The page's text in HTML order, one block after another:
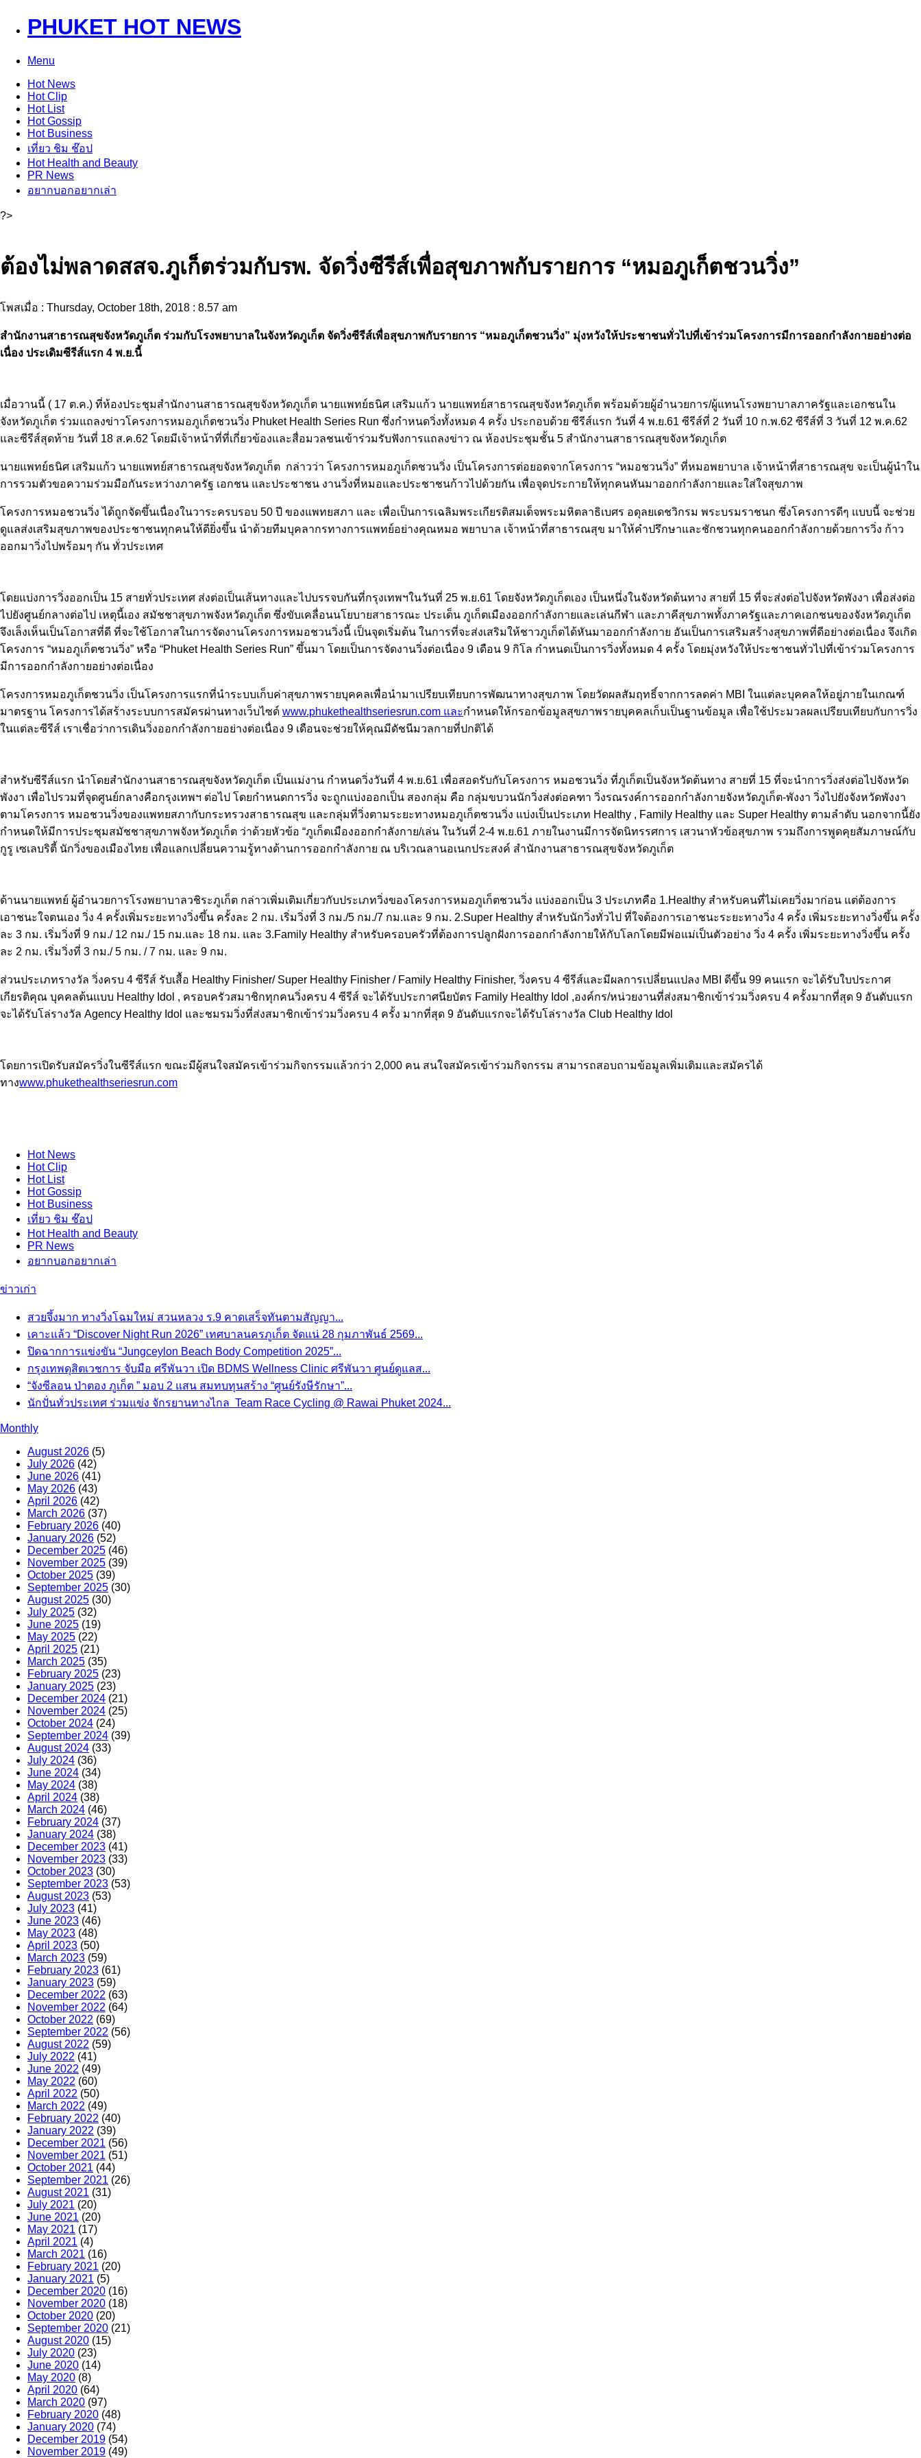
PHUKET HOT NEWS
Menu
HotNews
HotClip
HotList
HotGossip
HotBusiness
เที่ยว ชิม ช๊อป
HotHealth and Beauty
PR News
อยากบอกอยากเล่า
?>
ต้องไม่พลาดสสจ.ภูเก็ตร่วมกับรพ. จัดวิ่งซีรีส์เพื่อสุขภาพกับรายการ “หมอภูเก็ตชวนวิ่ง”
โพสเมื่อ : Thursday, October 18th, 2018 : 8.57 am
สำนักงานสาธารณสุขจังหวัดภูเก็ต ร่วมกับโรงพยาบาลในจังหวัดภูเก็ต จัดวิ่งซีรีส์เพื่อสุขภาพกับรายการ “หมอภูเก็ตชวนวิ่ง” มุ่งหวังให้ประชาชนทั่วไปที่เข้าร่วมโครงการมีการออกกำลังกายอย่างต่อ
เนื่อง ประเดิมซีรีส์แรก 4 พ.ย.นี้
เมื่อวานนี้ ( 17 ต.ค.) ที่ห้องประชุมสำนักงานสาธารณสุขจังหวัดภูเก็ต นายแพทย์ธนิศ เสริมแก้ว นายแพทย์สาธารณสุขจังหวัดภูเก็ต พร้อมด้วยผู้อำนวยการ/ผู้แทนโรงพยาบาลภาครัฐและเอกชนใน
จังหวัดภูเก็ต ร่วมแถลงข่าวโครงการหมอภูเก็ตชวนวิ่ง Phuket Health Series Run ซึ่งกำหนดวิ่งทั้งหมด 4 ครั้ง ประกอบด้วย ซีรีส์แรก วันที่ 4 พ.ย.61 ซีรีส์ที่ 2 วันที่ 10 ก.พ.62 ซีรีส์ที่ 3 วันที่ 12 พ.ค.62
และซีรีส์สุดท้าย วันที่ 18 ส.ค.62 โดยมีเจ้าหน้าที่ที่เกี่ยวข้องและสื่อมวลชนเข้าร่วมรับฟังการแถลงข่าว ณ ห้องประชุมชั้น 5 สำนักงานสาธารณสุขจังหวัดภูเก็ต
นายแพทย์ธนิศ เสริมแก้ว นายแพทย์สาธารณสุขจังหวัดภูเก็ต กล่าวว่า โครงการหมอภูเก็ตชวนวิ่ง เป็นโครงการต่อยอดจากโครงการ “หมอชวนวิ่ง” ที่หมอพยาบาล เจ้าหน้าที่สาธารณสุข จะเป็นผู้นำใน
การรวมตัวขอความร่วมมือกันระหว่างภาครัฐ เอกชน และประชาชน งานวิ่งที่หมอและประชาชนก้าวไปด้วยกัน เพื่อจุดประกายให้ทุกคนหันมาออกกำลังกายและใส่ใจสุขภาพ
โครงการหมอชวนวิ่ง ได้ถูกจัดขึ้นเนื่องในวาระครบรอบ 50 ปี ของแพทยสภา และ เพื่อเป็นการเฉลิมพระเกียรติสมเด็จพระมหิตลาธิเบศร อดุลยเดชวิกรม พระบรมราชนก ซึ่งโครงการดีๆ แบบนี้ จะช่วย
ดูแลส่งเสริมสุขภาพของประชาชนทุกคนให้ดียิ่งขึ้น นำด้วยทีมบุคลากรทางการแพทย์อย่างคุณหมอ พยาบาล เจ้าหน้าที่สาธารณสุข มาให้คำปรึกษาและชักชวนทุกคนออกกำลังกายด้วยการวิ่ง ก้าว
ออกมาวิ่งไปพร้อมๆ กัน ทั่วประเทศ
โดยแบ่งการวิ่งออกเป็น 15 สายทั่วประเทศ ส่งต่อเป็นเส้นทางและไปบรรจบกันที่กรุงเทพฯในวันที่ 25 พ.ย.61 โดยจังหวัดภูเก็ตเอง เป็นหนึ่งในจังหวัดต้นทาง สายที่ 15 ที่จะส่งต่อไปจังหวัดพังงา เพื่อส่งต่อ
ไปยังศูนย์กลางต่อไป เหตุนี้เอง สมัชชาสุขภาพจังหวัดภูเก็ต ซึ่งขับเคลื่อนนโยบายสาธารณะ ประเด็น ภูเก็ตเมืองออกกำลังกายและเล่นกีฬา และภาคีสุขภาพทั้งภาครัฐและภาคเอกชนของจังหวัดภูเก็ต
จึงเล็งเห็นเป็นโอกาสที่ดี ที่จะใช้โอกาสในการจัดงานโครงการหมอชวนวิ่งนี้ เป็นจุดเริ่มต้น ในการที่จะส่งเสริมให้ชาวภูเก็ตได้หันมาออกกำลังกาย อันเป็นการเสริมสร้างสุขภาพที่ดีอย่างต่อเนื่อง จึงเกิด
โครงการ “หมอภูเก็ตชวนวิ่ง” หรือ “Phuket Health Series Run” ขึ้นมา โดยเป็นการจัดงานวิ่งต่อเนื่อง 9 เดือน 9 กิโล กำหนดเป็นการวิ่งทั้งหมด 4 ครั้ง โดยมุ่งหวังให้ประชาชนทั่วไปที่เข้าร่วมโครงการ
มีการออกกำลังกายอย่างต่อเนื่อง
โครงการหมอภูเก็ตชวนวิ่ง เป็นโครงการแรกที่นำระบบเก็บค่าสุขภาพรายบุคคลเพื่อนำมาเปรียบเทียบการพัฒนาทางสุขภาพ โดยวัดผลสัมฤทธิ์จากการลดค่า MBI ในแต่ละบุคคลให้อยู่ภายในเกณฑ์
มาตรฐาน โครงการได้สร้างระบบการสมัครผ่านทางเว็บไซด์ www.phukethealthseriesrun.com และกำหนดให้กรอกข้อมูลสุขภาพรายบุคคลเก็บเป็นฐานข้อมูล เพื่อใช้ประมวลผลเปรียบเทียบกับการวิ่ง
ในแต่ละซีรีส์ เราเชื่อว่าการเดินวิ่งออกกำลังกายอย่างต่อเนื่อง 9 เดือนจะช่วยให้คุณมีดัชนีมวลกายที่ปกติได้
สำหรับซีรีส์แรก นำโดยสำนักงานสาธารณสุขจังหวัดภูเก็ต เป็นแม่งาน กำหนดวิ่งวันที่ 4 พ.ย.61 เพื่อสอดรับกับโครงการ หมอชวนวิ่ง ที่ภูเก็ตเป็นจังหวัดต้นทาง สายที่ 15 ที่จะนำการวิ่งส่งต่อไปจังหวัด
พังงา เพื่อไปรวมที่จุดศูนย์กลางคือกรุงเทพฯ ต่อไป โดยกำหนดการวิ่ง จะถูกแบ่งออกเป็น สองกลุ่ม คือ กลุ่มขบวนนักวิ่งส่งต่อคฑา วิ่งรณรงค์การออกกำลังกายจังหวัดภูเก็ต-พังงา วิ่งไปยังจังหวัดพังงา
ตามโครงการ หมอชวนวิ่งของแพทยสภากับกระทรวงสาธารณสุข และกลุ่มที่วิ่งตามระยะทางหมอภูเก็ตชวนวิ่ง แบ่งเป็นประเภท Healthy , Family Healthy และ Super Healthy ตามลำดับ นอกจากนี้ยัง
กำหนดให้มีการประชุมสมัชชาสุขภาพจังหวัดภูเก็ต ว่าด้วยหัวข้อ “ภูเก็ตเมืองออกกำลังกาย/เล่น ในวันที่ 2-4 พ.ย.61 ภายในงานมีการจัดนิทรรศการ เสวนาหัวข้อสุขภาพ รวมถึงการพูดคุยสัมภาษณ์กับ
กูรู เซเลบริตี้ นักวิ่งของเมืองไทย เพื่อแลกเปลี่ยนความรู้ทางด้านการออกกำลังกาย ณ บริเวณลานอเนกประสงค์ สำนักงานสาธารณสุขจังหวัดภูเก็ต
ด้านนายแพทย์ ผู้อำนวยการโรงพยาบาลวชิระภูเก็ต กล่าวเพิ่มเติมเกี่ยวกับประเภทวิ่งของโครงการหมอภูเก็ตชวนวิ่ง แบ่งออกเป็น 3 ประเภทคือ 1.Healthy สำหรับคนที่ไม่เคยวิ่งมาก่อน แต่ต้องการ
เอาชนะใจตนเอง วิ่ง 4 ครั้งเพิ่มระยะทางวิ่งขึ้น ครั้งละ 2 กม. เริ่มวิ่งที่ 3 กม./5 กม./7 กม.และ 9 กม. 2.Super Healthy สำหรับนักวิ่งทั่วไป ที่ใจต้องการเอาชนะระยะทางวิ่ง 4 ครั้ง เพิ่มระยะทางวิ่งขึ้น ครั้ง
ละ 3 กม. เริ่มวิ่งที่ 9 กม./ 12 กม./ 15 กม.และ 18 กม. และ 3.Family Healthy สำหรับครอบครัวที่ต้องการปลูกฝังการออกกำลังกายให้กับโลกโดยมีพ่อแม่เป็นตัวอย่าง วิ่ง 4 ครั้ง เพิ่มระยะทางวิ่งขึ้น ครั้ง
ละ 2 กม. เริ่มวิ่งที่ 3 กม./ 5 กม. / 7 กม. และ 9 กม.
ส่วนประเภทรางวัล วิ่งครบ 4 ซีรีส์ รับเสื้อ Healthy Finisher/ Super Healthy Finisher / Family Healthy Finisher, วิ่งครบ 4 ซีรีส์และมีผลการเปลี่ยนแปลง MBI ดีขึ้น 99 คนแรก จะได้รับใบประกาศ
เกียรติคุณ บุคคลต้นแบบ Healthy Idol , ครอบครัวสมาชิกทุกคนวิ่งครบ 4 ซีรีส์ จะได้รับประกาศนียบัตร Family Healthy Idol ,องค์กร/หน่วยงานที่ส่งสมาชิกเข้าร่วมวิ่งครบ 4 ครั้งมากที่สุด 9 อันดับแรก
จะได้รับโล่รางวัล Agency Healthy Idol และชมรมวิ่งที่ส่งสมาชิกเข้าร่วมวิ่งครบ 4 ครั้ง มากที่สุด 9 อันดับแรกจะได้รับโล่รางวัล Club Healthy Idol
โดยการเปิดรับสมัครวิ่งในซีรีส์แรก ขณะมีผู้สนใจสมัครเข้าร่วมกิจกรรมแล้วกว่า 2,000 คน สนใจสมัครเข้าร่วมกิจกรรม สามารถสอบถามข้อมูลเพิ่มเติมและสมัครได้
ทางwww.phukethealthseriesrun.com
HotNews
HotClip
HotList
HotGossip
HotBusiness
เที่ยว ชิม ช๊อป
HotHealth and Beauty
PR News
อยากบอกอยากเล่า
ข่าวเก่า
สวยจึ้งมาก ทางวิ่งโฉมใหม่ สวนหลวง ร.9 คาดเสร็จทันตามสัญญา...
เคาะแล้ว “Discover Night Run 2026” เทศบาลนครภูเก็ต จัดแน่ 28 กุมภาพันธ์ 2569...
ปิดฉากการแข่งขัน “Jungceylon Beach Body Competition 2025”...
กรุงเทพดุสิตเวชการ จับมือ ศรีพันวา เปิด BDMS Wellness Clinic ศรีพันวา ศูนย์ดูแลส...
“จังซีลอน ป่าตอง ภูเก็ต ” มอบ 2 แสน สมทบทุนสร้าง “ศูนย์รังษีรักษา”...
นักปั่นทั่วประเทศ ร่วมแข่ง จักรยานทางไกล Team Race Cycling @ Rawai Phuket 2024...
Monthly
August 2026 (5)
July 2026 (42)
June 2026 (41)
May 2026 (43)
April 2026 (42)
March 2026 (37)
February 2026 (40)
January 2026 (52)
December 2025 (46)
November 2025 (39)
October 2025 (39)
September 2025 (30)
August 2025 (30)
July 2025 (32)
June 2025 (19)
May 2025 (22)
April 2025 (21)
March 2025 (35)
February 2025 (23)
January 2025 (23)
December 2024 (21)
November 2024 (25)
October 2024 (24)
September 2024 (39)
August 2024 (33)
July 2024 (36)
June 2024 (34)
May 2024 (38)
April 2024 (38)
March 2024 (46)
February 2024 (37)
January 2024 (38)
December 2023 (41)
November 2023 (33)
October 2023 (30)
September 2023 (53)
August 2023 (53)
July 2023 (41)
June 2023 (46)
May 2023 (48)
April 2023 (50)
March 2023 (59)
February 2023 (61)
January 2023 (59)
December 2022 (63)
November 2022 (64)
October 2022 (69)
September 2022 (56)
August 2022 (59)
July 2022 (41)
June 2022 (49)
May 2022 (60)
April 2022 (50)
March 2022 (49)
February 2022 (40)
January 2022 (39)
December 2021 (56)
November 2021 (51)
October 2021 (44)
September 2021 (26)
August 2021 (31)
July 2021 (20)
June 2021 (20)
May 2021 (17)
April 2021 (4)
March 2021 (16)
February 2021 (20)
January 2021 (5)
December 2020 (16)
November 2020 (18)
October 2020 (20)
September 2020 (21)
August 2020 (15)
July 2020 (23)
June 2020 (14)
May 2020 (8)
April 2020 (64)
March 2020 (97)
February 2020 (48)
January 2020 (74)
December 2019 (54)
November 2019 (49)